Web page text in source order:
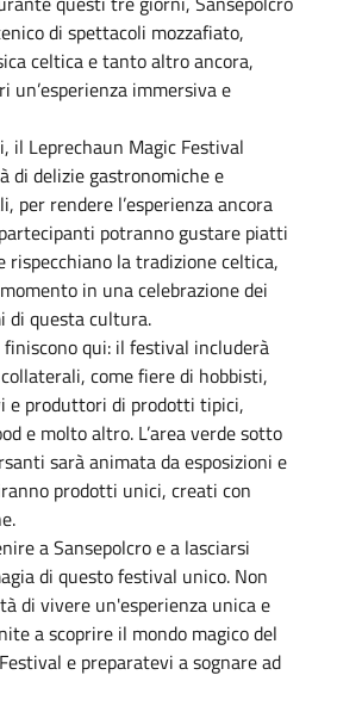
di spettacoli mozzafiato,
celtica e tanto altro ancora,
un’esperienza immersiva e
il Leprechaun Magic Festival
di delizie gastronomiche e
per rendere l’esperienza ancora
potranno gustare piatti
rispecchiano la tradizione celtica,
in una celebrazione dei
di questa cultura.
finiscono qui: il festival includerà
come fiere di hobbisti,
e produttori di prodotti tipici,
e molto altro. L’area verde sotto
sarà animata da esposizioni e
prodotti unici, creati con
a Sansepolcro e a lasciarsi
di questo festival unico. Non
di vivere un'esperienza unica e
a scoprire il mondo magico del
e preparatevi a sognare ad